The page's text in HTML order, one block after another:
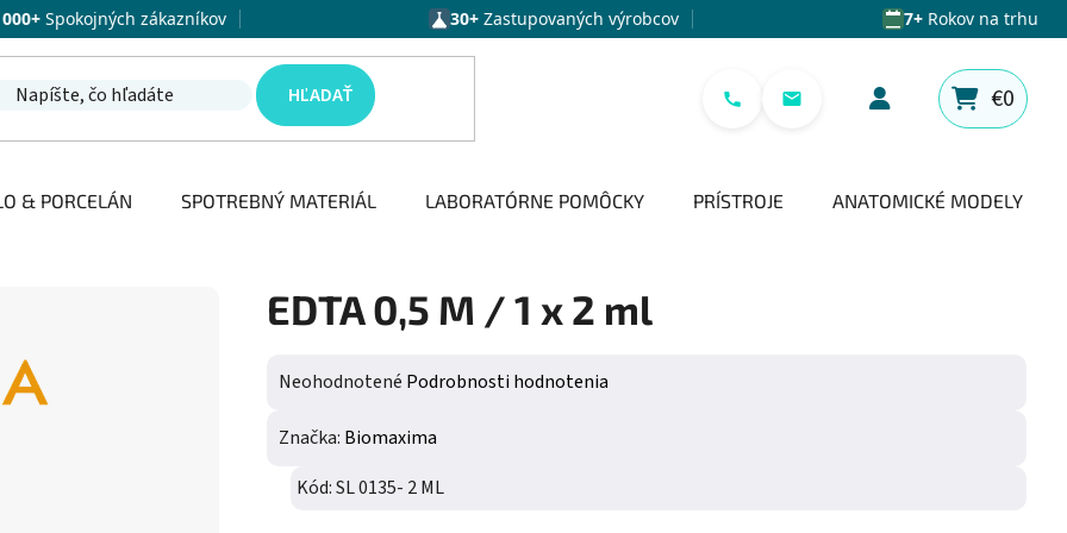
Spokojných zákazníkov 30+ Zastupovaných výrobcov 7+Rokov na trhu
HĽADAŤ
NÁKUPNÝ
€0
& PORCELÁN SPOTREBNÝ MATERIÁL LABORATÓRNE POMÔCKY PRÍSTROJE ANATOMICKÉ MODELY
EDTA 0,5 M / 1 x 2 ml
Priemerné hodnotenie produktu je 0,0 z 5 hviezdičiek.
Neohodnotené Podrobnosti hodnotenia
Značka: Biomaxima
Kód:SL 0135- 2 ML